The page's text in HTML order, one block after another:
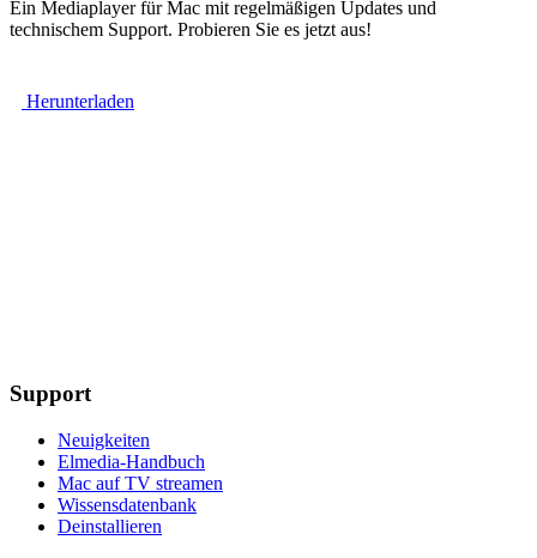
Ein Mediaplayer für Mac mit regelmäßigen Updates und
technischem Support. Probieren Sie es jetzt aus!
Herunterladen
Support
Neuigkeiten
Elmedia-Handbuch
Mac auf TV streamen
Wissensdatenbank
Deinstallieren